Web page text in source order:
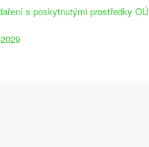
s poskytnutými prostředky OÚ